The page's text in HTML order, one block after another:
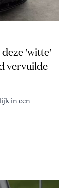
'witte'
vervuilde
in een